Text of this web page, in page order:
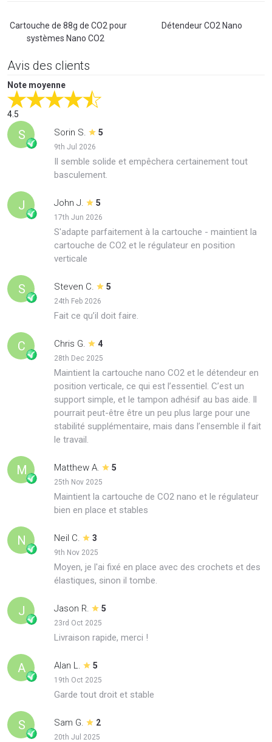
Avis des clients
Note moyenne
4.5
S Sorin S. 5
9th Jul 2026
Il semble solide et empêchera certainement tout
basculement.
J John J. 5
17th Jun 2026
S'adapte parfaitement à la cartouche - maintient la
cartouche de CO2 et le régulateur en position
verticale
S Steven C. 5
24th Feb 2026
Fait ce qu’il doit faire.
C Chris G. 4
28th Dec 2025
Maintient la cartouche nano CO2 et le détendeur en
position verticale, ce qui est l’essentiel. C’est un
support simple, et le tampon adhésif au bas aide. Il
pourrait peut-être être un peu plus large pour une
stabilité supplémentaire, mais dans l’ensemble il fait
le travail.
M Matthew A. 5
25th Nov 2025
Maintient la cartouche de CO2 nano et le régulateur
bien en place et stables
N Neil C. 3
9th Nov 2025
Moyen, je l'ai fixé en place avec des crochets et des
élastiques, sinon il tombe.
J Jason R. 5
23rd Oct 2025
Livraison rapide, merci !
A Alan L. 5
19th Oct 2025
Garde tout droit et stable
S Sam G. 2
20th Jul 2025
Cartouche de 88g de CO2 pour
systèmes Nano CO2
Détendeur CO2 Nano